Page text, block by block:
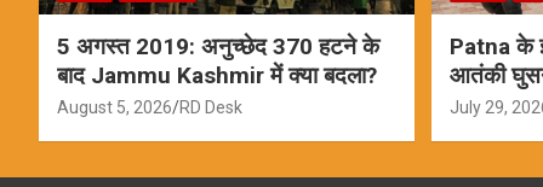
5 अगस्त 2019: अनुच्छेद 370 हटने के
बाद Jammu Kashmir में क्या बदला?
August 5, 2026 RD Desk
Patna के
आतंकी
ऑपरेशन;
July 29,